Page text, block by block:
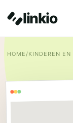
linkio
HOME/KINDEREN EN